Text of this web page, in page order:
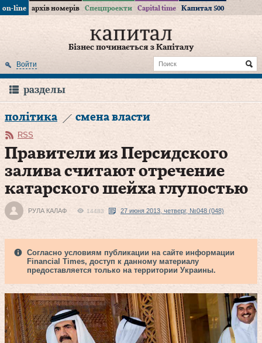
on-line архів номерів Спецпроекти Capital time Капитал 500
Бізнес починається з Капіталу
Войти
разделы
політика смена власти
RSS
Правители из Персидского
залива считают отречение
катарского шейха глупостью
РУЛА КАЛАФ 14483 27 июня 2013, четверг, №048 (048)
Согласно условиям публикации на сайте информации
Financial Times, доступ к данному материалу
предоставляется только на территории Украины.